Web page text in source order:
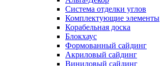
Система отделки углов
Комплектующие элементы
Корабельная доска
Блокхаус
Формованный сайдинг
Акриловый сайдинг
Виниловый сайдинг